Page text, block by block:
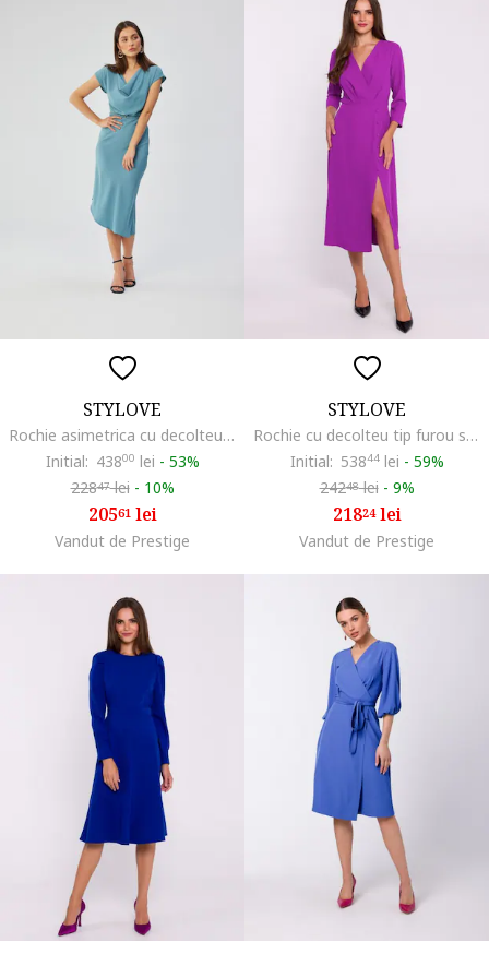
STYLOVE
Rochie asimetrica cu decolteu in cascada,, Albastru
Initial: 43800 lei - 53%
22847lei - 10%
20561lei
Vandut de Prestige
STYLOVE
Rochie cu decolteu tip furou si slit jos, Albastru lavanda
Initial: 53844lei - 59%
24248lei - 9%
21824lei
Vandut de Prestige